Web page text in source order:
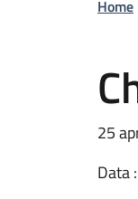
Home
25
Data :